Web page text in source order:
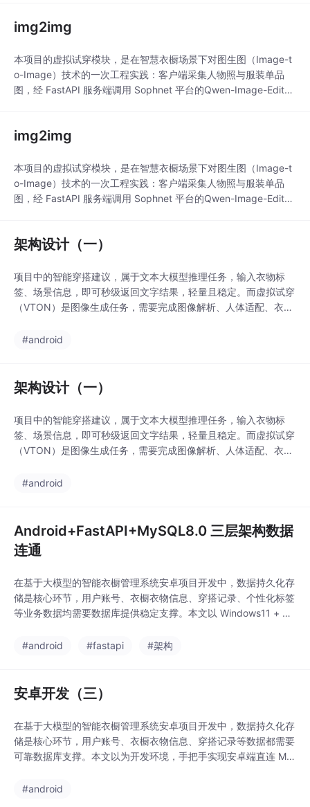
img2img
本项目的虚拟试穿模块，是在智慧衣橱场景下对图生图（Image-t
o-Image）技术的一次工程实践：客户端采集人物照与服装单品
图，经 FastAPI 服务端调用 Sophnet 平台的Qwen-Image-Edit-2
dit-2509` 支持 1～3 张参考图
img2img
本项目的虚拟试穿模块，是在智慧衣橱场景下对图生图（Image-t
o-Image）技术的一次工程实践：客户端采集人物照与服装单品
图，经 FastAPI 服务端调用 Sophnet 平台的Qwen-Image-Edit-2
dit-2509` 支持 1～3 张参考图
架构设计（一）
项目中的智能穿搭建议，属于文本大模型推理任务，输入衣物标
签、场景信息，即可秒级返回文字结果，轻量且稳定。而虚拟试穿
（VTON）是图像生成任务，需要完成图像解析、人体适配、衣物
络、超时、文件传输的要求远高于普通文本接口。因此我摒弃了将
#android
架构设计（一）
项目中的智能穿搭建议，属于文本大模型推理任务，输入衣物标
签、场景信息，即可秒级返回文字结果，轻量且稳定。而虚拟试穿
（VTON）是图像生成任务，需要完成图像解析、人体适配、衣物
络、超时、文件传输的要求远高于普通文本接口。因此我摒弃了将
#android
Android+FastAPI+MySQL8.0 三层架构数据
连通
在基于大模型的智能衣橱管理系统安卓项目开发中，数据持久化存
储是核心环节，用户账号、衣橱衣物信息、穿搭记录、个性化标签
等业务数据均需要数据库提供稳定支撑。本文以 Windows11 + An
完整开发环境，完整记录安卓模拟器 + 后端服务 + MySQL三层联
#android #fastapi #架构
安卓开发（三）
在基于大模型的智能衣橱管理系统安卓项目开发中，数据持久化存
储是核心环节，用户账号、衣橱衣物信息、穿搭记录等数据都需要
可靠数据库支撑。本文以为开发环境，手把手实现安卓端直连 My
SL / 防火墙等全场景报错解决。存储用户账号密码保存衣物图片、
#android